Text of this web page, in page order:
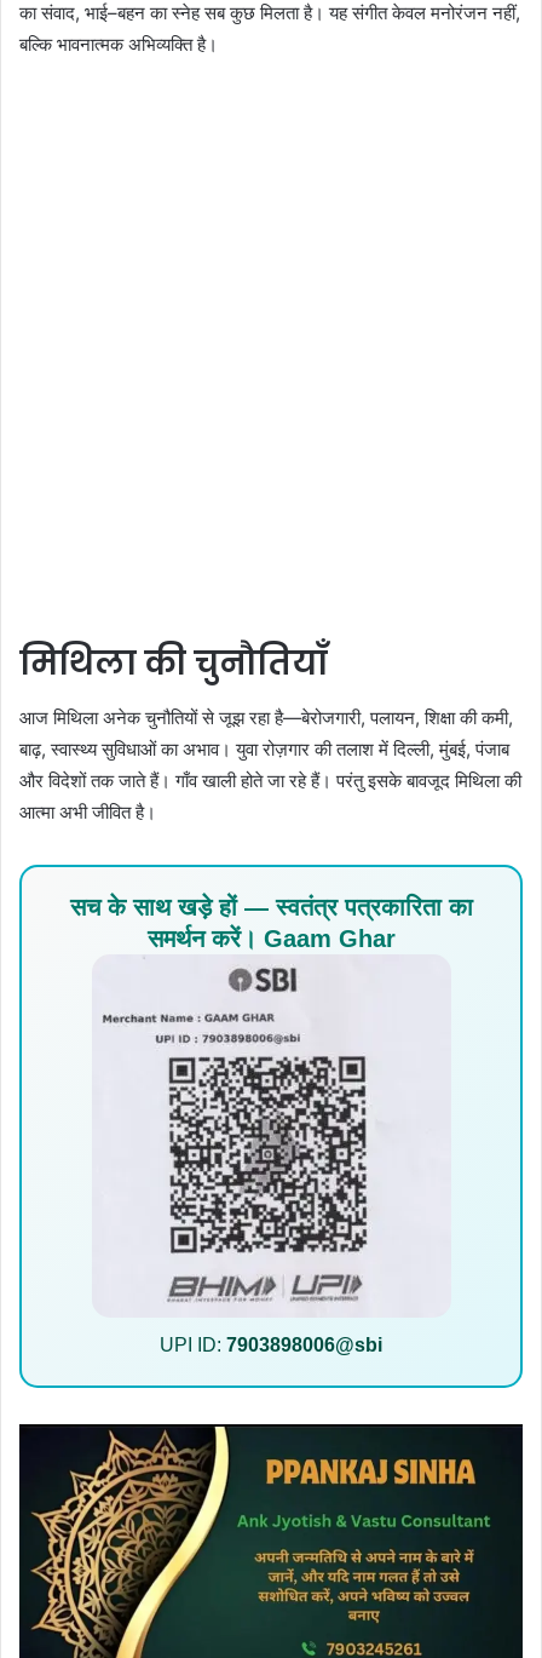
का संवाद, भाई–बहन का स्नेह सब कुछ मिलता है। यह संगीत केवल मनोरंजन नहीं,
बल्कि भावनात्मक अभिव्यक्ति है।
मिथिला की चुनौतियाँ
आज मिथिला अनेक चुनौतियों से जूझ रहा है—बेरोजगारी, पलायन, शिक्षा की कमी,
बाढ़, स्वास्थ्य सुविधाओं का अभाव। युवा रोज़गार की तलाश में दिल्ली, मुंबई, पंजाब
और विदेशों तक जाते हैं। गाँव खाली होते जा रहे हैं। परंतु इसके बावजूद मिथिला की
आत्मा अभी जीवित है।
सच के साथ खड़े हों — स्वतंत्र पत्रकारिता का
समर्थन करें। Gaam Ghar
UPI ID: 7903898006@sbi